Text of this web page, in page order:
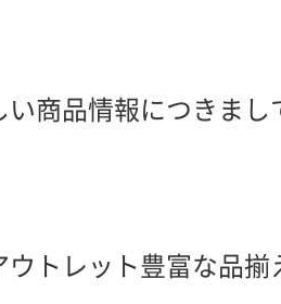
い商品情報につきま
ウトレット豊富な品揃